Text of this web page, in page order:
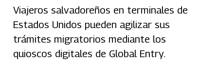
Viajeros salvadoreños en terminales de
Estados Unidos pueden agilizar sus
trámites migratorios mediante los
quioscos digitales de Global Entry.